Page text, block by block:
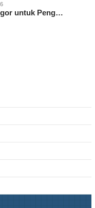
untuk Peng…